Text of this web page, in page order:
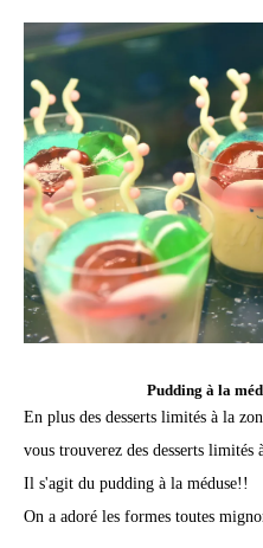
Pudding à la
En plus des desserts limités à la
vous trouverez des desserts limités
Il s'agit du pudding à la méduse!!
On a adoré les formes toutes